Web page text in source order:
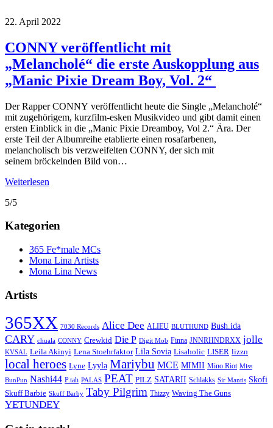
22. April 2022
CONNY veröffentlicht mit
„Melancholé“ die erste Auskopplung aus
„Manic Pixie Dream Boy, Vol. 2“
Der Rapper CONNY veröffentlicht heute die Single „Melancholé“
mit zugehörigem, kurzfilm-esken Musikvideo und gibt damit einen
ersten Einblick in die „Manic Pixie Dreamboy, Vol 2.“ Ära. Der
erste Teil der Albumreihe etablierte einen rosafarbenen,
melancholisch bis verzweifelten CONNY, der sich mit
seinem bröckelnden Bild von…
Weiterlesen
5/5
Kategorien
365 Fe*male MCs
Mona Lina Artists
Mona Lina News
Artists
365XX 7030 Records Alice Dee ALIEU BLUTHUND Bush.ida
CARY chuala CONNY Crewkid Die P Digit Mob Finna JNNRHNDRXX jolle
KVSAL Leila Akinyi Lena Stoehrfaktor Lila Sovia Lisaholic LISER lizzn
local heroes Lyne Lyyla Mariybu MCE MIMII Mino Riot Miss
BunPun Nashi44 P.tah PALAS PEAT PILZ SATARII Schlakks Sir Mantis Skofi
Skuff Barbie Skuff Barby Taby Pilgrim Thizzy Waving The Guns
YETUNDEY